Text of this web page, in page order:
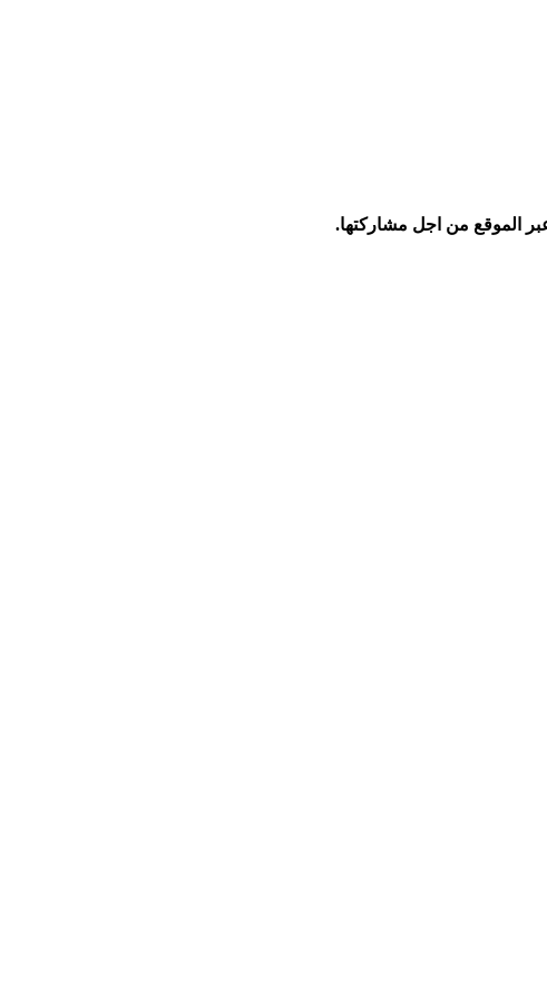
الموقع من اجل مشاركتها.